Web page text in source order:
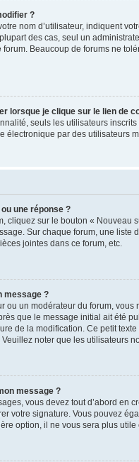
?
nom d’utilisateur, indiquent
des cas, seul un
Beaucoup de forums ne
lorsque je clique sur le lien de
seuls les utilisateurs
électronique par des utilisateurs
une réponse ?
cliquez sur le bouton «
Sur chaque forum, une
jointes dans ce forum, etc.
message ?
ou un modérateur du forum,
que le message initial ait été
de la modification. Ce petit
noter que les utilisateurs
message ?
vous devez tout d’abord en
votre signature. Vous pouvez
option, il ne vous sera plus